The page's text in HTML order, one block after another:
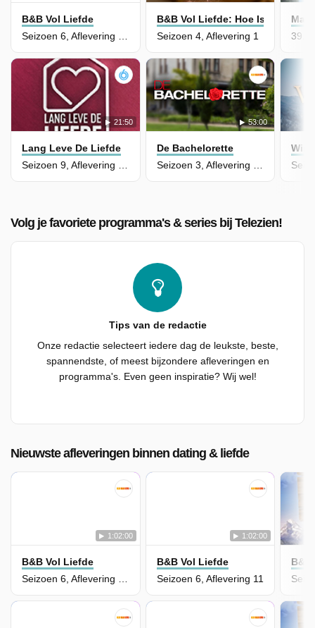
B&B Vol Liefde
Seizoen 6, Aflevering 12
B&B Vol Liefde: Hoe Is Het Nu
Seizoen 4, Aflevering 1
21:50
Lang Leve De Liefde
53:00
De Bachelorette
Volg je favoriete programma's & series bij Telezien!
Tips van de redactie
Onze redactie selecteert iedere dag de leukste, beste,
spannendste, of meest bijzondere afleveringen en
programma's. Even geen inspiratie? Wij wel!
Nieuwste afleveringen binnen dating & liefde
1:02:00
B&B Vol Liefde
1:02:00
B&B Vol Liefde
Seizoen 6, Aflevering 11